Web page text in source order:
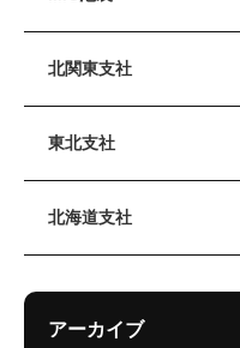
北関東支社
東北支社
北海道支社
アーカイブ